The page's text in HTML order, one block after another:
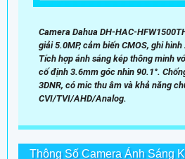
Camera Dahua DH-HAC-
giải 5.0MP, cảm biến CMOS, ghi
Tích hợp ánh sáng kép thông minh
cố định 3.6mm góc nhìn 90.1°.
3DNR, có mic thu âm và khả năng
CVI/TVI/AHD/Analog.
Thông Số Camera Ánh Sáng